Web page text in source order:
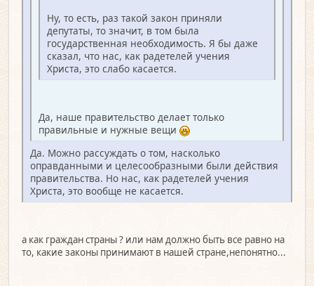
Ну, то есть, раз такой закон приняли
депутаты, то значит, в том была
государственная необходимость. Я бы даже
сказал, что нас, как радетелей учения
Христа, это слабо касается.
Да, наше правительство делает только
правильные и нужные вещи
Да. Можно рассуждать о том, насколько
оправданными и целесообразными были действия
правительства. Но нас, как радетелей учения
Христа, это вообще не касается.
а как граждан страны ? или нам должно быть все равно на
то, какие законы принимают в нашей стране,непонятно...